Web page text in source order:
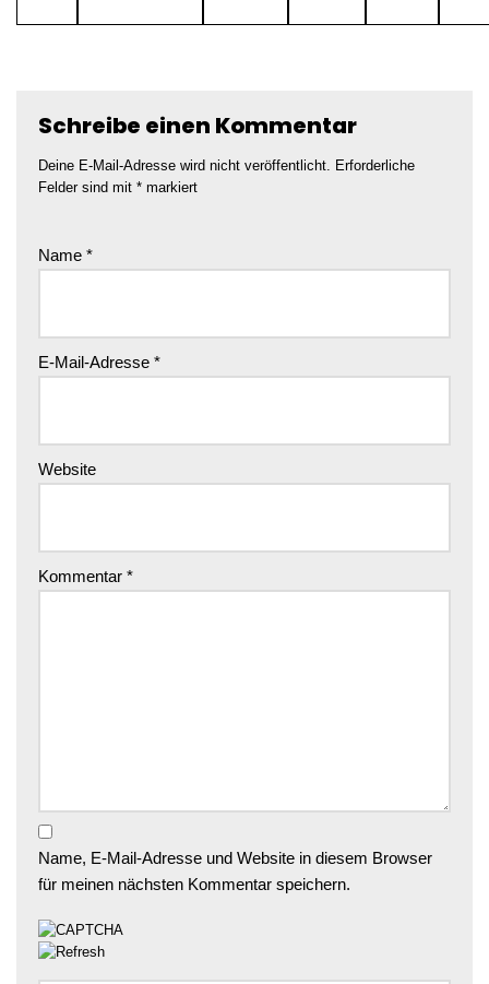
Schreibe einen Kommentar
Deine E-Mail-Adresse wird nicht veröffentlicht. Erforderliche
Felder sind mit * markiert
Name *
E-Mail-Adresse *
Website
Kommentar *
Name, E-Mail-Adresse und Website in diesem Browser
für meinen nächsten Kommentar speichern.